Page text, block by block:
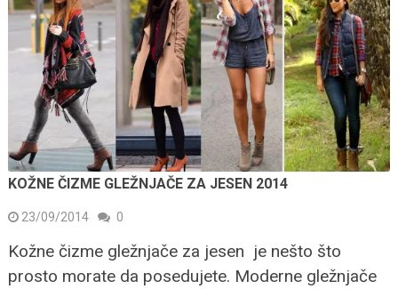
KOŽNE ČIZME GLEŽNJAČE ZA JESEN 2014
23/09/2014 0
Kožne čizme gležnjače za jesen je nešto što
prosto morate da posedujete. Moderne gležnjače